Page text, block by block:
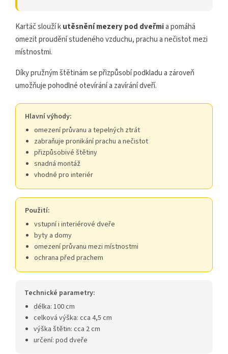
Kartáč slouží kutěsnění mezery pod dveřmia pomáhá
omezit proudění studeného vzduchu, prachu a nečistot mezi
místnostmi.
Díky pružným štětinám se přizpůsobí podkladu a zároveň
umožňuje pohodlné otevírání a zavírání dveří.
Hlavní výhody:
omezení průvanu a tepelných ztrát
zabraňuje pronikání prachu a nečistot
přizpůsobivé štětiny
snadná montáž
vhodné pro interiér
Použití:
vstupní i interiérové dveře
byty a domy
omezení průvanu mezi místnostmi
ochrana před prachem
Technické parametry:
délka: 100 cm
celková výška: cca 4,5 cm
výška štětin: cca 2 cm
určení: pod dveře